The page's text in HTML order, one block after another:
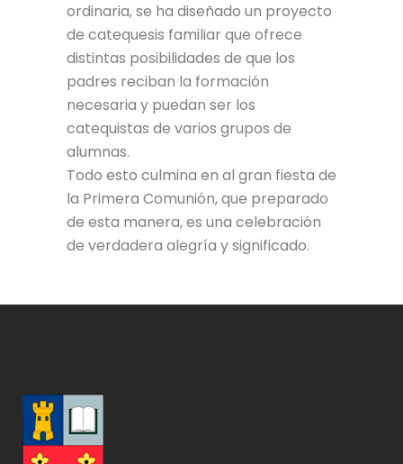
ordinaria, se ha diseñado un proyecto
de catequesis familiar que ofrece
distintas posibilidades de que los
padres reciban la formación
necesaria y puedan ser los
catequistas de varios grupos de
alumnas.
Todo esto culmina en al gran fiesta de
la Primera Comunión, que preparado
de esta manera, es una celebración
de verdadera alegría y significado.